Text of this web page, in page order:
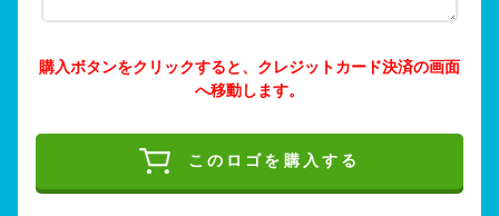
購入ボタンをクリックすると、クレジットカード決済の画面
へ移動します。
このロゴを購入する